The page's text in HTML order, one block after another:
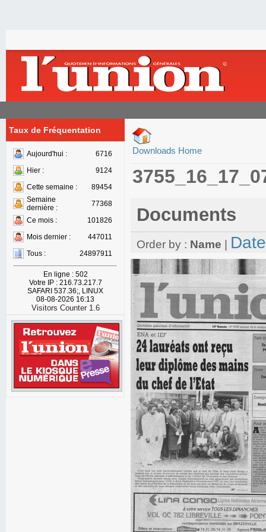
Taux de Fréquentation
Aujourd'hui :
6716
Hier :
9124
Cette semaine :
89454
Semaine
dernière :
77368
Ce mois :
101826
Mois dernier :
447011
Tous :
24897911
En ligne : 502
Votre IP : 216.73.217.7
SAFARI 537.36;, LINUX
08-08-2026 16:13
Visitors Counter 1.6
Downloads Home
Documents
Order by : Name Date